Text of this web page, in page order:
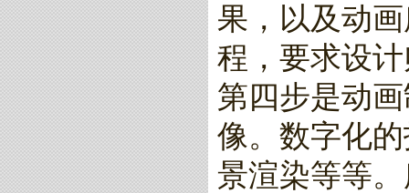
果，以及动
程，要求设
第四步是动
像。数字化
景渲染等等